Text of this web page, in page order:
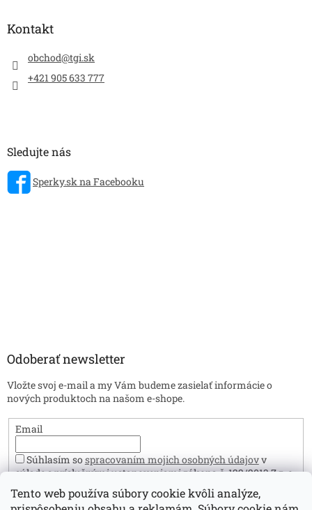
Tento web používa súbory cookie kvôli analýze,
Kontakt
obchod@tgi.sk
+421 905 633 777
Sledujte nás
Sperky.sk na Facebooku
Odoberať newsletter
Vložte svoj e-mail a my Vám budeme zasielať informácie o
nových produktoch na našom e-shope.
Email
Súhlasím sospracovaním mojich osobných údajovv
súlade s príslušnými ustanoveniami zákona č. 122/2013 Z.z. o
ochrane osobných údajov. Zároveň prehlasujem, že mám viac
ako 16 rokov.